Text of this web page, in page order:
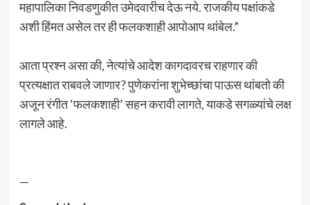
महापालिका निवडणुकीत उमेदवारीच देऊ नये. राजकीय पक्षांकडे
अशी हिंमत असेल तर ही फलकशाही आपोआप थांबेल.”
आता प्रश्न असा की, नेत्यांचे आदेश कागदावरच राहणार की
प्रत्यक्षात राबवले जाणार? पुणेकरांना शुभेच्छांचा पाऊस थांबतो की
अजून रंगीत ‘फलकशाही’ सहन करावी लागते, याकडे सगळ्यांचे लक्ष
लागले आहे.
—